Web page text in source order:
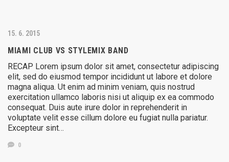
15. 6. 2015
MIAMI CLUB VS STYLEMIX BAND
RECAP Lorem ipsum dolor sit amet, consectetur adipiscing
elit, sed do eiusmod tempor incididunt ut labore et dolore
magna aliqua. Ut enim ad minim veniam, quis nostrud
exercitation ullamco laboris nisi ut aliquip ex ea commodo
consequat. Duis aute irure dolor in reprehenderit in
voluptate velit esse cillum dolore eu fugiat nulla pariatur.
Excepteur sint…
0